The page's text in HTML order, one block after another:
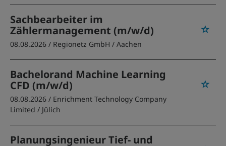
Sachbearbeiter im
Zählermanagement (m/w/d)
08.08.2026 / Regionetz GmbH / Aachen
Bachelorand Machine Learning
CFD (m/w/d)
08.08.2026 / Enrichment Technology Company
Limited / Jülich
Planungsingenieur Tief- und